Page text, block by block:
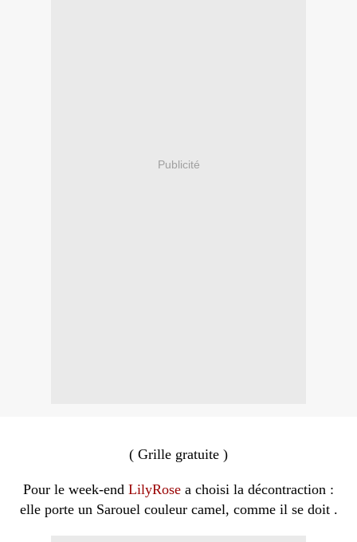
Publicité
( Grille gratuite )
Pour le week-end LilyRose a choisi la décontraction :
elle porte un Sarouel couleur camel, comme il se doit .